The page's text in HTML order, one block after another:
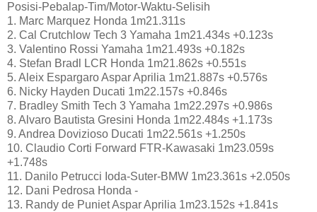
Posisi-Pebalap-Tim/Motor-Waktu-Selisih
1. Marc Marquez Honda 1m21.311s
2. Cal Crutchlow Tech 3 Yamaha 1m21.434s +0.123s
3. Valentino Rossi Yamaha 1m21.493s +0.182s
4. Stefan Bradl LCR Honda 1m21.862s +0.551s
5. Aleix Espargaro Aspar Aprilia 1m21.887s +0.576s
6. Nicky Hayden Ducati 1m22.157s +0.846s
7. Bradley Smith Tech 3 Yamaha 1m22.297s +0.986s
8. Alvaro Bautista Gresini Honda 1m22.484s +1.173s
9. Andrea Dovizioso Ducati 1m22.561s +1.250s
10. Claudio Corti Forward FTR-Kawasaki 1m23.059s
+1.748s
11. Danilo Petrucci Ioda-Suter-BMW 1m23.361s +2.050s
12. Dani Pedrosa Honda -
13. Randy de Puniet Aspar Aprilia 1m23.152s +1.841s